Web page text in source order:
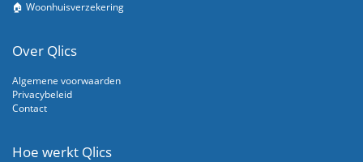
🏠 Woonhuisverzekering
Over Qlics
Algemene voorwaarden
Privacybeleid
Contact
Hoe werkt Qlics